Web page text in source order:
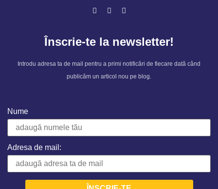
Înscrie-te la newsletter!
Introdu adresa ta de mail pentru a primi notificări de fiecare dată când
publicăm un articol nou pe blog.
Nume
Adresa de mail: